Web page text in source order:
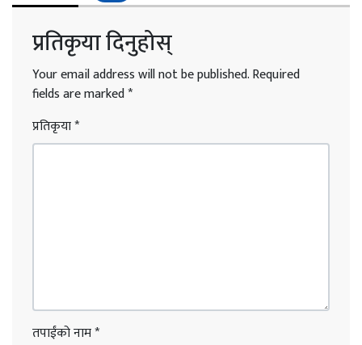
प्रतिकृया दिनुहोस्
Your email address will not be published.Required
fields are marked*
प्रतिकृया*
तपाईंको नाम*